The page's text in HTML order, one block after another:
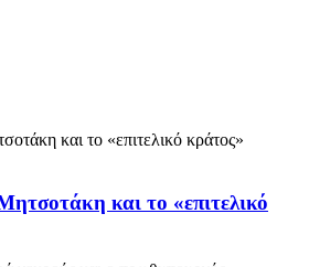
και το «επιτελικό